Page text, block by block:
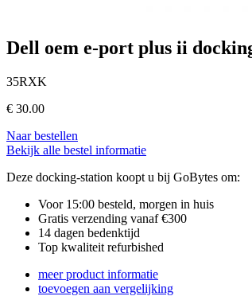
Dell oem e-port plus ii
35RXK
€ 30.00
Naar bestellen
Bekijk alle bestel informatie
Deze docking-station koopt u bij GoBytes om:
Voor 15:00 besteld, morgen in huis
Gratis verzending vanaf €300
14 dagen bedenktijd
Top kwaliteit refurbished
meer product informatie
toevoegen aan vergelijking